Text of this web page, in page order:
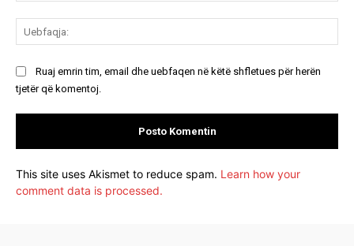
Ruaj emrin tim, email dhe uebfaqen në këtë shfletues për herën
tjetër që komentoj.
This site uses Akismet to reduce spam. Learn how your
comment data is processed.